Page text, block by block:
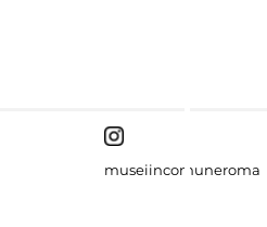
museiincomuneroma